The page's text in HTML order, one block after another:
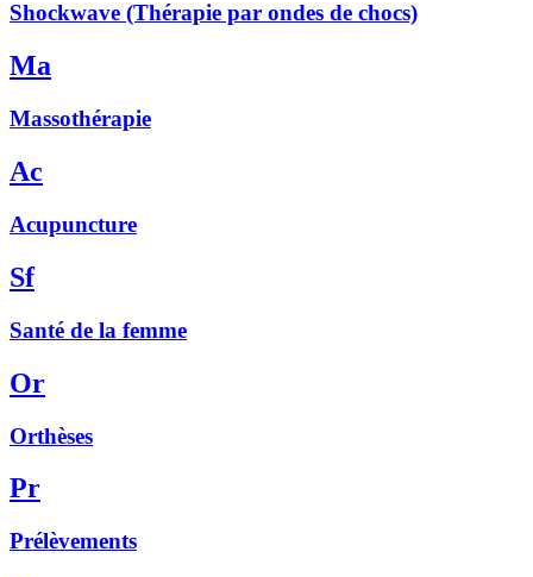
Shockwave (Thérapie par ondes de chocs)
Ma
Massothérapie
Ac
Acupuncture
Sf
Santé de la femme
Or
Orthèses
Pr
Prélèvements